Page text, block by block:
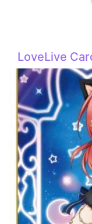
LoveLive